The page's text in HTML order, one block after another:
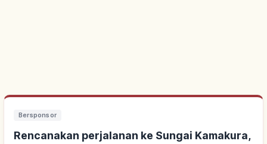
Bersponsor
Rencanakan perjalanan ke Sungai Kamakura,